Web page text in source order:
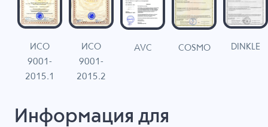
ИСО
9001-
2015.1
ИСО
9001-
2015.2
AVC COSMO DINKLE
Информация для